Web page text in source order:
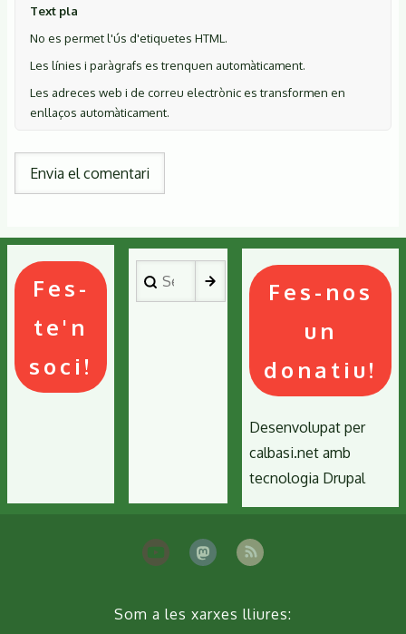
Text pla
No es permet l'ús d'etiquetes HTML.
Les línies i paràgrafs es trenquen automàticament.
Les adreces web i de correu electrònic es transformen en
enllaços automàticament.
Fes-
te'n
soci!
Search
Fes-nos
un
donatiu!
Desenvolupat per
calbasi.net amb
tecnologia Drupal
Som a les xarxes lliures: